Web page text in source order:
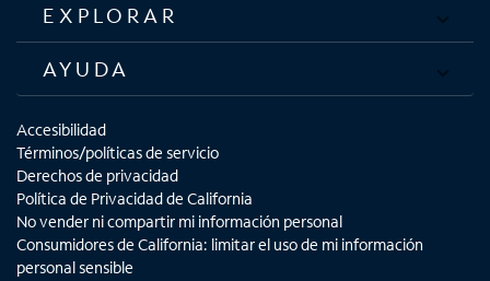
EXPLORAR
AYUDA
Accesibilidad
Términos/políticas de servicio
Derechos de privacidad
Política de Privacidad de California
No vender ni compartir mi información personal
Consumidores de California: limitar el uso de mi información
personal sensible